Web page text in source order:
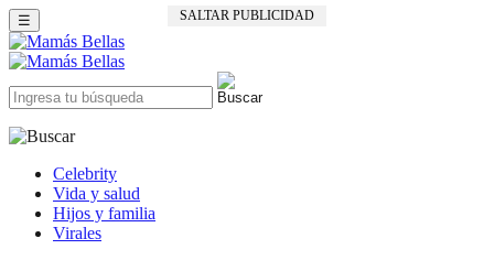
SALTAR PUBLICIDAD
☰
Celebrity
Vida y salud
Hijos y familia
Virales